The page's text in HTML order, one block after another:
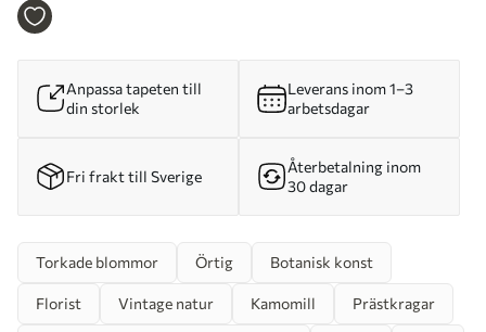
blommor Nr. u97028
Anpassa tapeten till
din storlek
Leverans inom 1–3
arbetsdagar
Fri frakt till Sverige
Återbetalning inom
30 dagar
Torkade blommor Örtig Botanisk konst
Florist Vintage natur Kamomill Prästkragar